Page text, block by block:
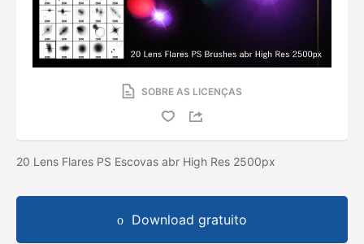
SOBRE AS LICENÇAS
20 Lens Flares PS Escovas abr High Res 2500px
Download gratuito